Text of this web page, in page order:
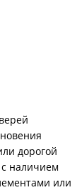
дорогой
наличием
или